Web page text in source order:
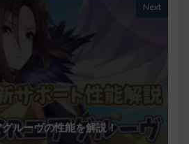
Next
グルーヴの性能を解説！